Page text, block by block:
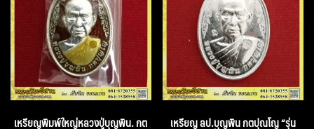
เหรียญพิมพ์ใหญ่หลวงปู่บุญพิน. กต เหรียญ ลป.บุญพิน กตปุณโญ “รุ่น